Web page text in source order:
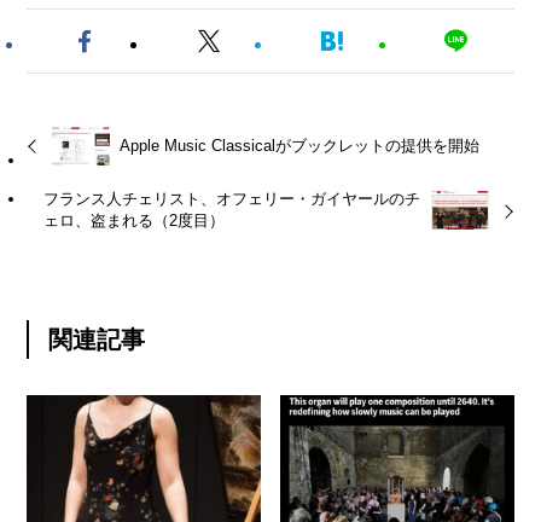
Apple Music Classicalがブックレットの提供を開始
フランス人チェリスト、オフェリー・ガイヤールのチ
ェロ、盗まれる（2度目）
関連記事